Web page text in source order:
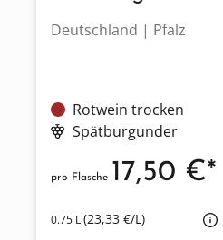
Deutschland | Pfalz
Rotwein trocken
Spätburgunder
0.75 L(23,33 €/L)
pro Flasche 17,50 €*